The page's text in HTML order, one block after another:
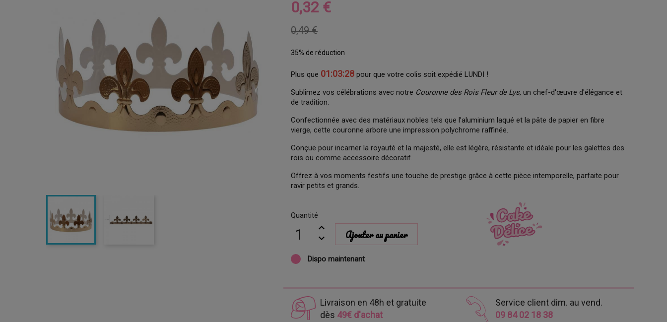
0,32 €
0,49 €
35% de réduction
Plus que 01:03:27 pour que votre colis soit expédié LUNDI !
Sublimez vos célébrations avec notre Couronne des Rois Fleur de Lys, un chef-d'œuvre d'élégance et
de tradition.
Confectionnée avec des matériaux nobles tels que l’aluminium laqué et la pâte de papier en fibre
vierge, cette couronne arbore une impression polychrome raffinée.
Conçue pour incarner la royauté et la majesté, elle est légère, résistante et idéale pour les galettes des
rois ou comme accessoire décoratif.
Offrez à vos moments festifs une touche de prestige grâce à cette pièce intemporelle, parfaite pour
ravir petits et grands.
Quantité
Ajouter au panier
Dispo maintenant
Livraison en 48h et gratuite
dès 49€ d'achat
Service client dim. au vend.
09 84 02 18 38